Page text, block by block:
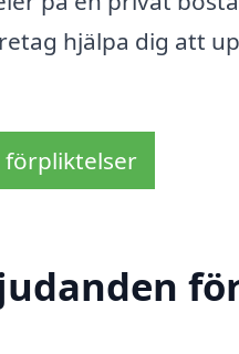
hjälpa dig att
förpliktelser